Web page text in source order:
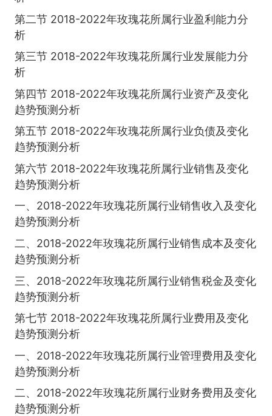
第二节 2018-2022年玫瑰花所属行业盈利能力分
析
第三节 2018-2022年玫瑰花所属行业发展能力分
析
第四节 2018-2022年玫瑰花所属行业资产及变化
趋势预测分析
第五节 2018-2022年玫瑰花所属行业负债及变化
趋势预测分析
第六节 2018-2022年玫瑰花所属行业销售及变化
趋势预测分析
一、2018-2022年玫瑰花所属行业销售收入及变化
趋势预测分析
二、2018-2022年玫瑰花所属行业销售成本及变化
趋势预测分析
三、2018-2022年玫瑰花所属行业销售税金及变化
趋势预测分析
第七节 2018-2022年玫瑰花所属行业费用及变化
趋势预测分析
一、2018-2022年玫瑰花所属行业管理费用及变化
趋势预测分析
二、2018-2022年玫瑰花所属行业财务费用及变化
趋势预测分析